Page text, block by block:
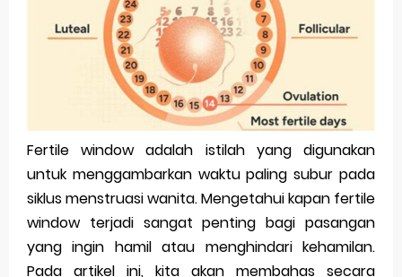
Cara Mengecek Windows Ori
Simpan Profil Ig Dengan Mudah
Aplikasi Togel Android: Solusi Praktis Untuk Pecinta Togel
Siap Video Call, tapi Download Aplikasinya Dulu, Abangku
Sunday, 9 August
Fertile window adalah istilah yang digunakan
untuk menggambarkan waktu paling subur pada
siklus menstruasi wanita. Mengetahui kapan fertile
window terjadi sangat penting bagi pasangan
yang ingin hamil atau menghindari kehamilan.
Pada artikel ini, kita akan membahas secara